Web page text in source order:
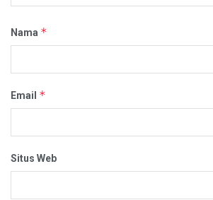
Nama *
Email *
Situs Web